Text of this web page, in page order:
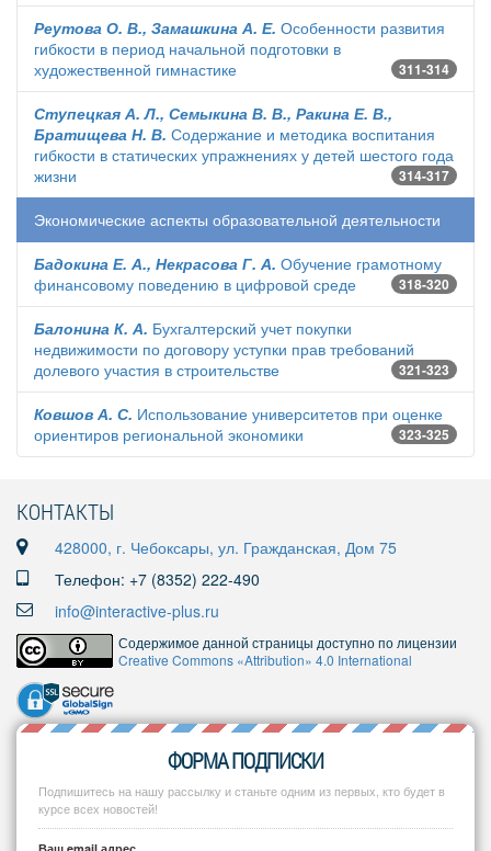
Реутова О. В., Замашкина А. Е. Особенности развития
гибкости в период начальной подготовки в
художественной гимнастике
311-314
Ступецкая А. Л., Семыкина В. В., Ракина Е. В.,
Братищева Н. В. Содержание и методика воспитания
гибкости в статических упражнениях у детей шестого года
жизни
314-317
Экономические аспекты образовательной деятельности
Бадокина Е. А., Некрасова Г. А. Обучение грамотному
финансовому поведению в цифровой среде
318-320
Балонина К. А. Бухгалтерский учет покупки
недвижимости по договору уступки прав требований
долевого участия в строительстве
321-323
Ковшов А. С. Использование университетов при оценке
ориентиров региональной экономики
323-325
КОНТАКТЫ
428000, г. Чебоксары, ул. Гражданская, Дом 75
Телефон: +7 (8352) 222-490
info@interactive-plus.ru
Содержимое данной страницы доступно по лицензии
Creative Commons «Attribution» 4.0 International
ФОРМА ПОДПИСКИ
Подпишитесь на нашу рассылку и станьте одним из первых, кто будет в
курсе всех новостей!